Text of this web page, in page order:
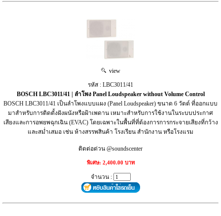
view
รหัส : LBC3011/41
BOSCH LBC3011/41 | ลำโพง Panel Loudspeaker without Volume Control
BOSCH LBC3011/41 เป็นลำโพงแบบแผง (Panel Loudspeaker) ขนาด 6 วัตต์ ที่ออกแบบ
มาสำหรับการติดตั้งฝังผนังหรือฝ้าเพดาน เหมาะสำหรับการใช้งานในระบบประกาศ
เสียงและการอพยพฉุกเฉิน (EVAC) โดยเฉพาะในพื้นที่ที่ต้องการการกระจายเสียงที่กว้าง
และสม่ำเสมอ เช่น ห้างสรรพสินค้า โรงเรียน สำนักงาน หรือโรงแรม
ติดต่อด่วน @soundscenter
พิเศษ: 2,400.00 บาท
จำนวน :